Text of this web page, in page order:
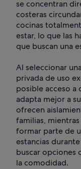
se concentran
costeras
cocinas
estar, lo que las
que buscan una
Al seleccionar
privada de uso
posible acceso a
adapta mejor a
ofrecen
familias,
formar parte de
estancias
buscar opciones
la comodidad.